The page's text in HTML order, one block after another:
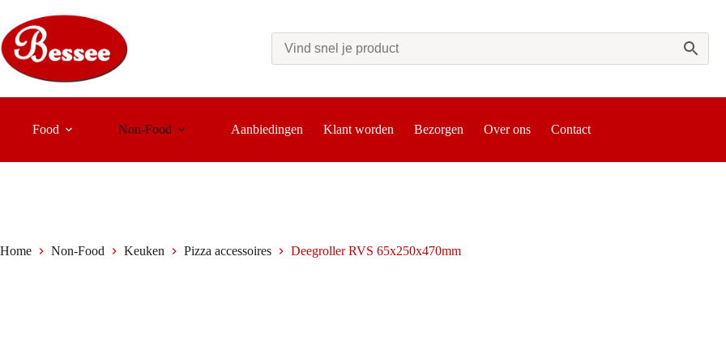
naar
de
inhoud
Food Non-Food Aanbiedingen Klant worden Bezorgen Over ons Contact
Home Non-Food Keuken Pizza accessoires Deegroller RVS 65x250x470mm